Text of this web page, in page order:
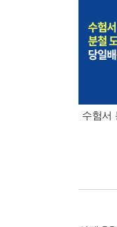
수험서